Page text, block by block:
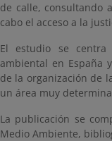
de calle, consultando
cabo el acceso a la
El estudio se
ambiental en España
de la organización de
un área muy
La publicación se
Medio Ambiente,